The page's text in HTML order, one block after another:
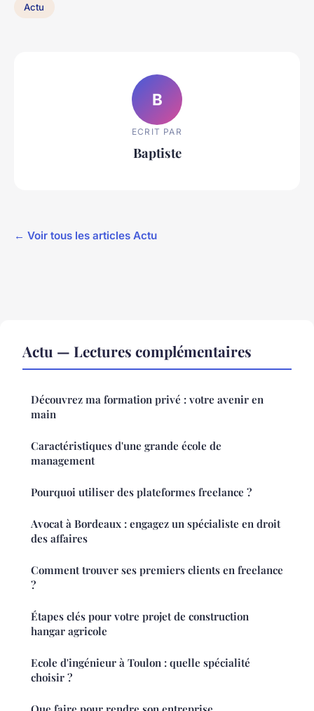
Actu
B
ECRIT PAR
Baptiste
← Voir tous les articles Actu
Actu — Lectures complémentaires
Découvrez ma formation privé : votre avenir en
main
Caractéristiques d'une grande école de
management
Pourquoi utiliser des plateformes freelance ?
Avocat à Bordeaux : engagez un spécialiste en droit
des affaires
Comment trouver ses premiers clients en freelance
?
Étapes clés pour votre projet de construction
hangar agricole
Ecole d'ingénieur à Toulon : quelle spécialité
choisir ?